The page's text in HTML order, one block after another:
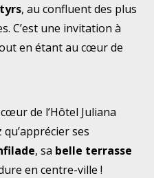
, au confluent des plus
C’est une invitation à
en étant au cœur de
de l’Hôtel Juliana
ses
, sa belle terrasse
en centre-ville !